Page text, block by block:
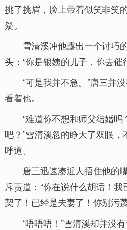
挑了挑眉，脸上带着似笑非笑
疑。
雪清溪冲他露出一个讨巧
头：“你是银姨的儿子，你去催
“可是我并不急。”唐三并
看着他。
“难道你不想和师父结婚
吧？”雪清溪忽的睁大了双眼
呼道。
唐三迅速凑近人捂住他的
斥责道：“你在说什么胡话！
契了！已经是夫妻了！你别污
“唔唔唔！”雪清溪却并没